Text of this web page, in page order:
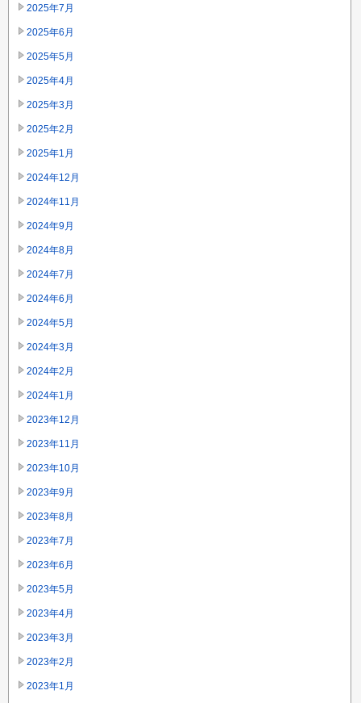
2025年7月
2025年6月
2025年5月
2025年4月
2025年3月
2025年2月
2025年1月
2024年12月
2024年11月
2024年9月
2024年8月
2024年7月
2024年6月
2024年5月
2024年3月
2024年2月
2024年1月
2023年12月
2023年11月
2023年10月
2023年9月
2023年8月
2023年7月
2023年6月
2023年5月
2023年4月
2023年3月
2023年2月
2023年1月